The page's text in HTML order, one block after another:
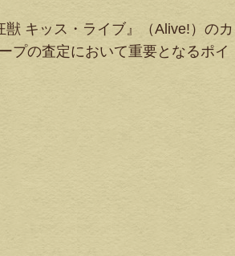
キッス・ライブ』（Alive!）のカ
プの査定において重要となるポイ